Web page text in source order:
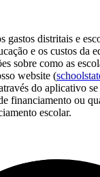
gastos distritais e
e os custos da
sobre como as
website (
do aplicativo
financiamento ou
escolar.